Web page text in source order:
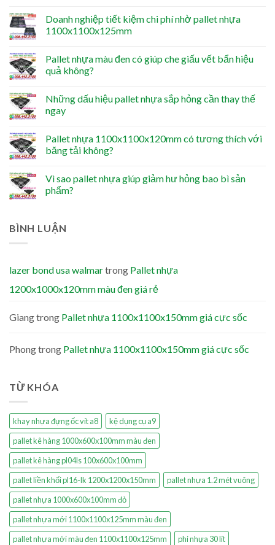
Doanh nghiệp tiết kiệm chi phí nhờ pallet nhựa
1100x1100x125mm
Pallet nhựa màu đen có giúp che giấu vết bẩn hiệu
quả không?
Những dấu hiệu pallet nhựa sắp hỏng cần thay thế
ngay
Pallet nhựa 1100x1100x120mm có tương thích với
băng tải không?
Vì sao pallet nhựa giúp giảm hư hỏng bao bì sản
phẩm?
BÌNH LUẬN
lazer bond usa walmartrong Pallet nhựa
1200x1000x120mm màu đen giá rẻ
Giangtrong Pallet nhựa 1100x1100x150mm giá cực sốc
Phongtrong Pallet nhựa 1100x1100x150mm giá cực sốc
TỪ KHÓA
khay nhựa đựng ốc vít a8
kệ dụng cụ a9
pallet kê hàng 1000x600x100mm màu đen
pallet kê hàng pl04ls 100x600x100mm
pallet liền khối pl16-lk 1200x1200x150mm
pallet nhựa 1.2 mét vuông
pallet nhựa 1000x600x100mm đỏ
pallet nhựa mới 1100x1100x125mm màu đen
pallet nhựa mới màu đen 1100x1100x125mm
phi nhựa 30 lít